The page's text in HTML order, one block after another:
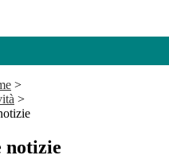
>
>
notizie